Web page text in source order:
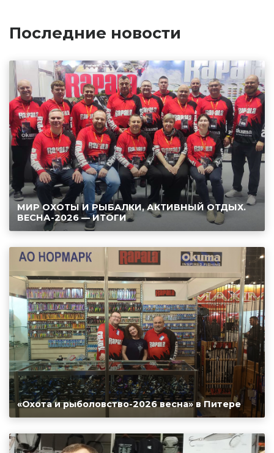
Последние новости
МИР ОХОТЫ И РЫБАЛКИ, АКТИВНЫЙ ОТДЫХ.
ВЕСНА-2026 — ИТОГИ
«Охота и рыболовство-2026 весна» в Питере